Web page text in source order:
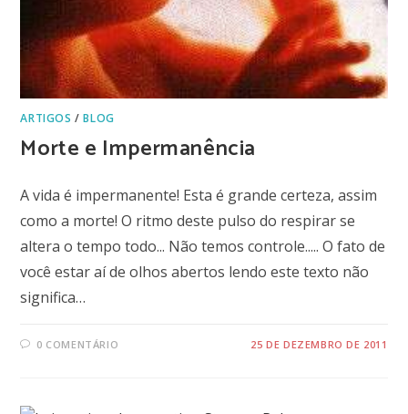
ARTIGOS /BLOG
Morte e Impermanência
A vida é impermanente! Esta é grande certeza, assim
como a morte! O ritmo deste pulso do respirar se
altera o tempo todo... Não temos controle..... O fato de
você estar aí de olhos abertos lendo este texto não
significa…
0 COMENTÁRIO 25 DE DEZEMBRO DE 2011